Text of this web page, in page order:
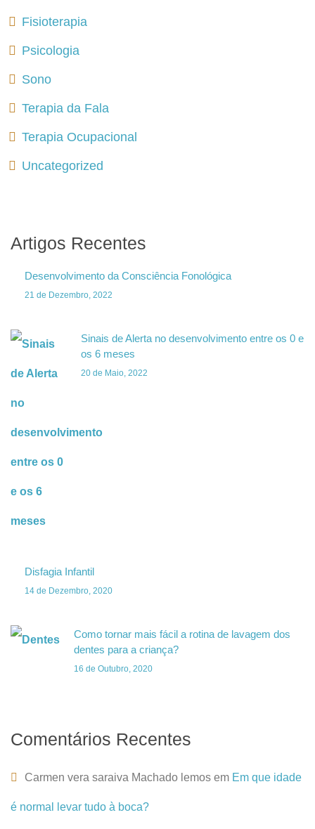
Fisioterapia
Psicologia
Sono
Terapia da Fala
Terapia Ocupacional
Uncategorized
Artigos Recentes
Desenvolvimento da Consciência Fonológica
21 de Dezembro, 2022
Sinais de Alerta no desenvolvimento entre os 0 e
os 6 meses
20 de Maio, 2022
Disfagia Infantil
14 de Dezembro, 2020
Como tornar mais fácil a rotina de lavagem dos
dentes para a criança?
16 de Outubro, 2020
Comentários Recentes
Carmen vera saraiva Machado lemos em Em que idade
é normal levar tudo à boca?